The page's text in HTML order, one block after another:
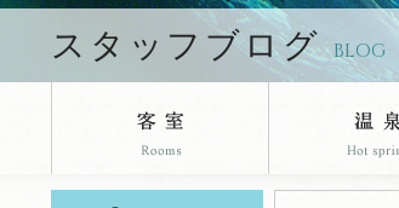
スタッフブログ BLOG